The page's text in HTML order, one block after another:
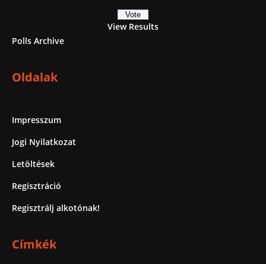
View Results
Polls Archive
Oldalak
Impresszum
Jogi Nyilatkozat
Letöltések
Regisztráció
Regisztrálj alkotónak!
Címkék